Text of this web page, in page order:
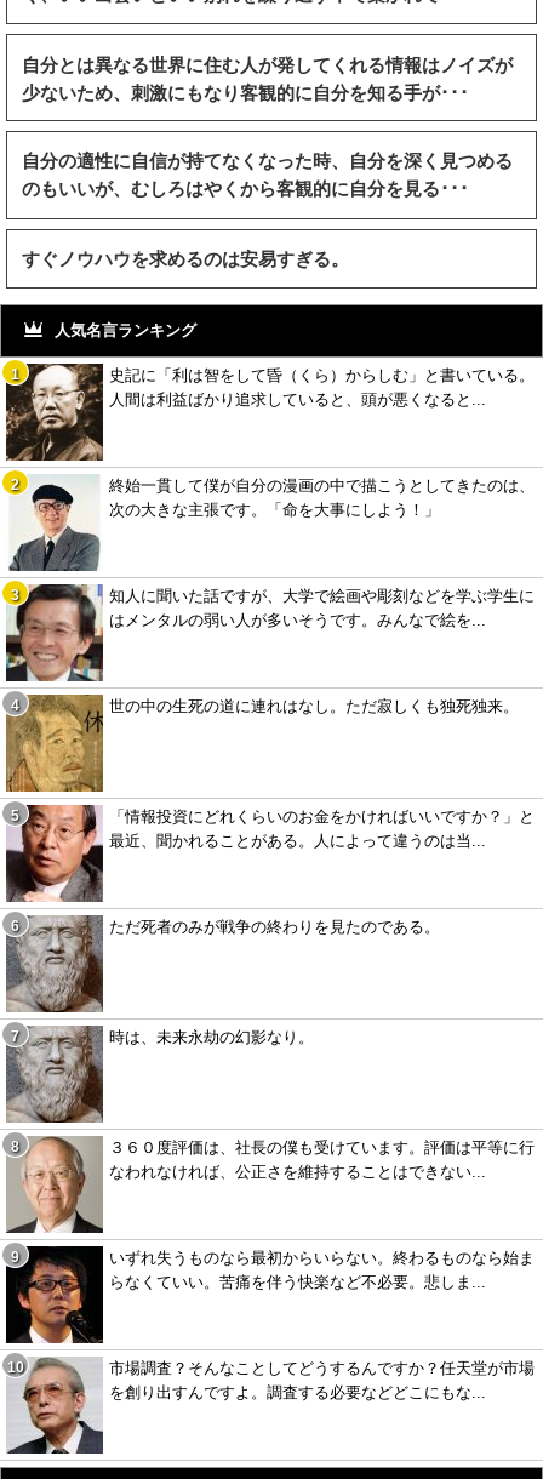
自分とは異なる世界に住む人が発してくれる情報はノイズが
少ないため、刺激にもなり客観的に自分を知る手が･･･
自分の適性に自信が持てなくなった時、自分を深く見つめる
のもいいが、むしろはやくから客観的に自分を見る･･･
すぐノウハウを求めるのは安易すぎる。
人気名言ランキング
史記に「利は智をして昏（くら）からしむ」と書いている。
人間は利益ばかり追求していると、頭が悪くなると...
終始一貫して僕が自分の漫画の中で描こうとしてきたのは、
次の大きな主張です。「命を大事にしよう！」
知人に聞いた話ですが、大学で絵画や彫刻などを学ぶ学生に
はメンタルの弱い人が多いそうです。みんなで絵を...
世の中の生死の道に連れはなし。ただ寂しくも独死独来。
「情報投資にどれくらいのお金をかければいいですか？」と
最近、聞かれることがある。人によって違うのは当...
ただ死者のみが戦争の終わりを見たのである。
時は、未来永劫の幻影なり。
３６０度評価は、社長の僕も受けています。評価は平等に行
なわれなければ、公正さを維持することはできない...
いずれ失うものなら最初からいらない。終わるものなら始ま
らなくていい。苦痛を伴う快楽など不必要。悲しま...
市場調査？そんなことしてどうするんですか？任天堂が市場
を創り出すんですよ。調査する必要などどこにもな...